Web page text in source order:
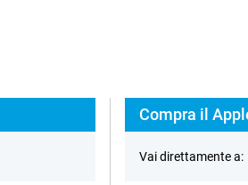
Compra il
Vai direttamente a: